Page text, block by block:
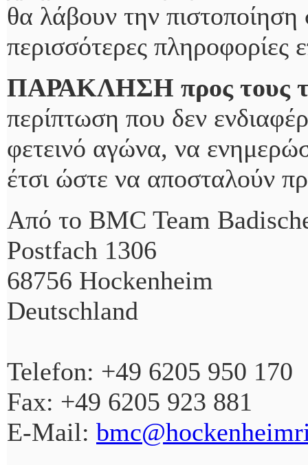
θα λάβουν την
περισσότερες πληροφορίες
ΠΑΡΑΚΛΗΣΗ προς τους
περίπτωση που δεν
φετεινό αγώνα, να
έτσι ώστε να αποσταλούν
Από το BMC Team
Postfach 1306
68756 Hockenheim
Deutschland
Telefon: +49 6205 950 170
Fax: +49 6205 923 881
E-Mail: